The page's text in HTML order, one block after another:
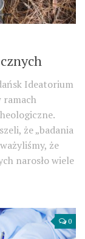
Ideatorium
ramach
że „badania
że
narosło wiele
0